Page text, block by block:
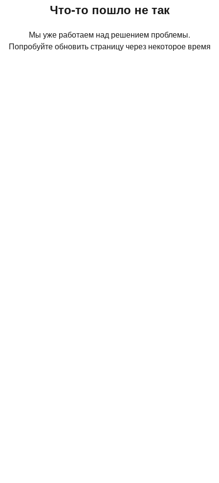
Что-то пошло не так
Мы уже работаем над решением проблемы.
Попробуйте обновить страницу через некоторое время